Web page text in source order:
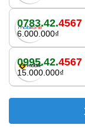
0783.42.4567
6.000.000₫
0995.42.4567
15.000.000₫